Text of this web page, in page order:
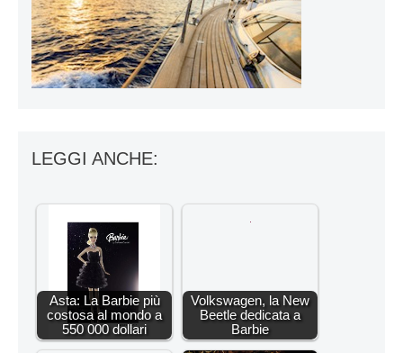
LEGGI ANCHE:
Asta: La Barbie più
costosa al mondo a
550 000 dollari
Volkswagen, la New
Beetle dedicata a
Barbie